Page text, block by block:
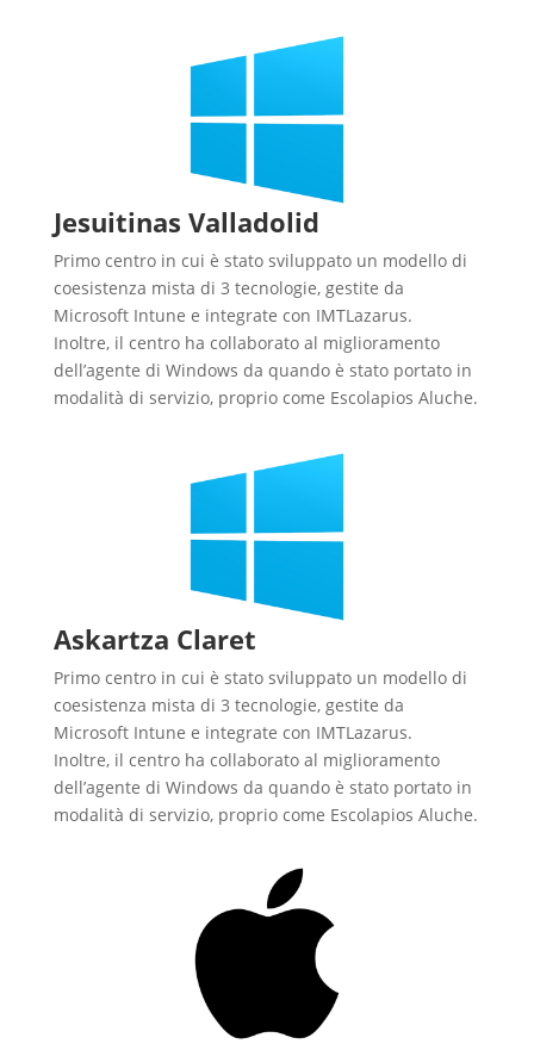
Jesuitinas Valladolid
Primo centro in cui è stato sviluppato un modello di
coesistenza mista di 3 tecnologie, gestite da
Microsoft Intune e integrate con IMTLazarus.
Inoltre, il centro ha collaborato al miglioramento
dell’agente di Windows da quando è stato portato in
modalità di servizio, proprio come Escolapios Aluche.
Askartza Claret
Primo centro in cui è stato sviluppato un modello di
coesistenza mista di 3 tecnologie, gestite da
Microsoft Intune e integrate con IMTLazarus.
Inoltre, il centro ha collaborato al miglioramento
dell’agente di Windows da quando è stato portato in
modalità di servizio, proprio come Escolapios Aluche.